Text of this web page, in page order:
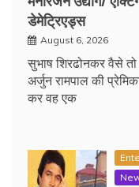
डेमेट्रिएड्स
August 6, 2026
सुभाष शिरढोनकर वैसे
अर्जुन रामपाल की
कर वह एक